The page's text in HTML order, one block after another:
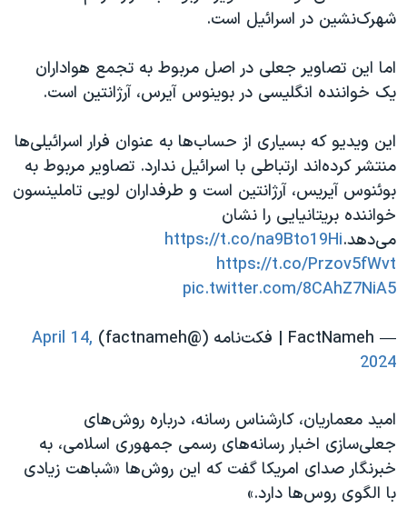
شهرک‌نشین در اسرائیل است.
اما این تصاویر جعلی در اصل مربوط به تجمع هواداران
یک خواننده انگلیسی در بوینوس آیرس، آرژانتین است.
این ویدیو که بسیاری از حساب‌ها به عنوان فرار اسرائیلی‌ها
منتشر کرده‌اند ارتباطی با اسرائیل ندارد. تصاویر مربوط به
بوئنوس آیریس، آرژانتین است و طرفداران لویی تاملینسون
خواننده بریتانیایی را نشان
می‌دهد.https://t.co/na9Bto19Hi
https://t.co/Przov5fWvt
pic.twitter.com/8CAhZ7NiA5
— FactNameh | فکت‌نامه (@factnameh)
April 14,
2024
امید معماریان، کارشناس رسانه، درباره روش‌های
جعلی‌سازی اخبار رسانه‌های رسمی جمهوری اسلامی، به
خبرنگار صدای امریکا گفت که این روش‌ها «شباهت زیادی
با الگوی روس‌ها دارد.»